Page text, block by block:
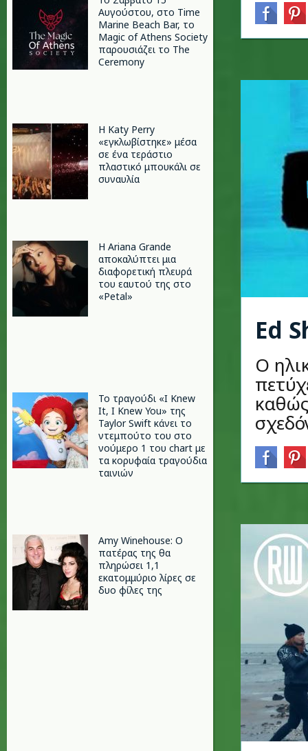
Αυγούστου, στο Time
Marine Beach Bar, το
Magic of Athens Society
παρουσιάζει το The
Ceremony
H Katy Perry
«εγκλωβίστηκε» μέσα
σε ένα τεράστιο
πλαστικό μπουκάλι σε
συναυλία
Η Ariana Grande
αποκαλύπτει μια
διαφορετική πλευρά
του εαυτού της στο
«Petal»
Το τραγούδι «I Knew
It, I Knew You» της
Taylor Swift κάνει το
ντεμπούτο του στο
νούμερο 1 του chart με
τα κορυφαία τραγούδια
ταινιών
Amy Winehouse: Ο
πατέρας της θα
πληρώσει 1,1
εκατομμύριο λίρες σε
δυο φίλες της
Ed
Ο